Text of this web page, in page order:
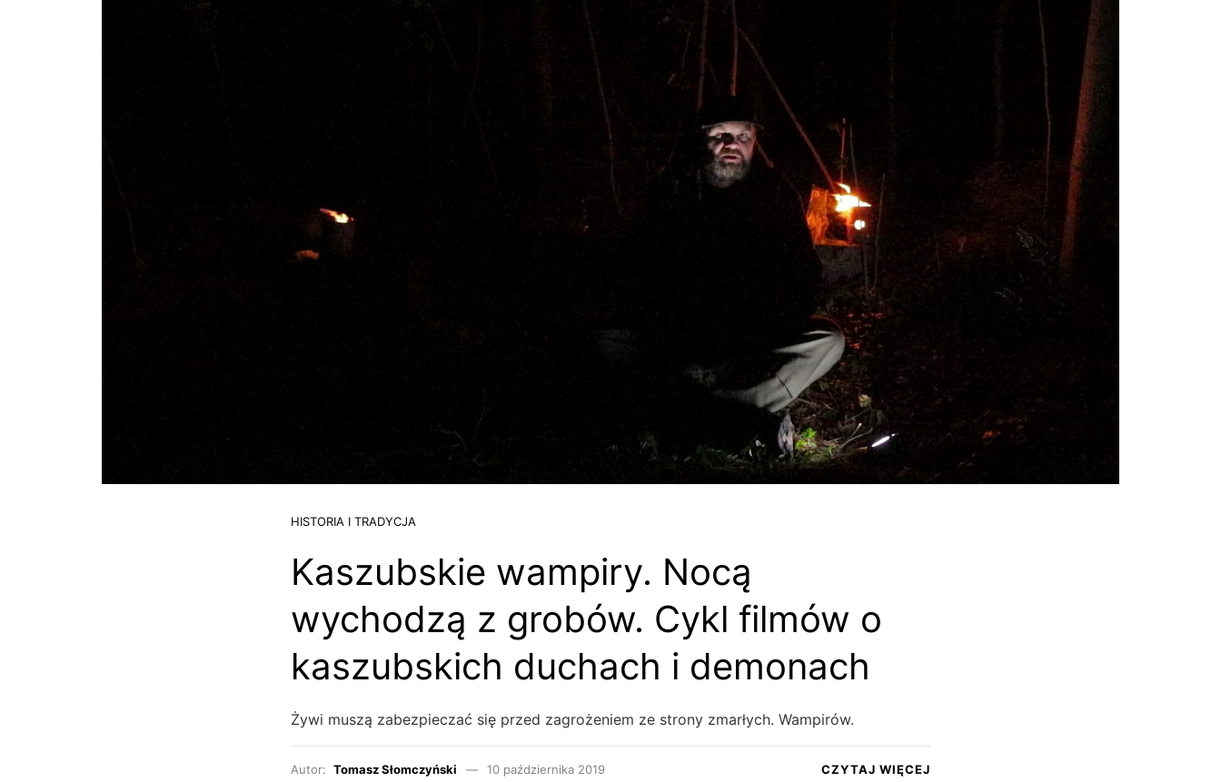
HISTORIA I TRADYCJA
Kaszubskie wampiry. Nocą
wychodzą z grobów. Cykl filmów o
kaszubskich duchach i demonach
Żywi muszą zabezpieczać się przed zagrożeniem ze strony zmarłych. Wampirów.
Autor: Tomasz Słomczyński 10 października 2019 CZYTAJ WIĘCEJ